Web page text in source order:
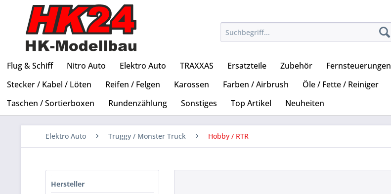
Flug & Schiff Nitro Auto Elektro Auto TRAXXAS Ersatzteile Zubehör Fernsteuerungen
Stecker / Kabel / Löten
Reifen / Felgen Karossen Farben / Airbrush Öle / Fette / Reiniger
Taschen / Sortierboxen
Rundenzählung Sonstiges Top Artikel Neuheiten
Elektro Auto Truggy / Monster Truck Hobby / RTR
Hersteller